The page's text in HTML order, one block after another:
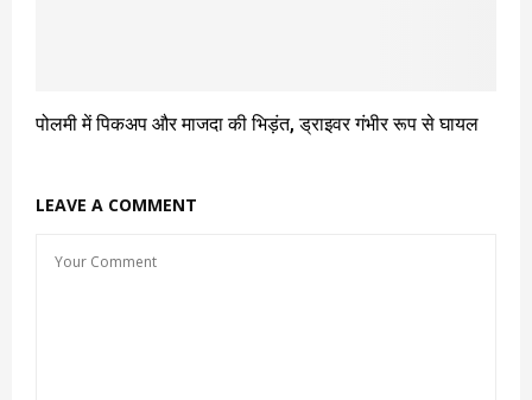
पोलमी में पिकअप और माजदा की भिड़ंत, ड्राइवर गंभीर रूप से घायल
LEAVE A COMMENT